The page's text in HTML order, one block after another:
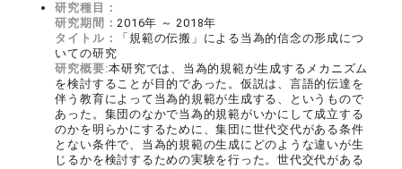
研究種目：
研究期間：2016年 ～ 2018年
タイトル：
「規範の伝搬」による当為的信念の形成につ
いての研究
研究概要:本研究では、当為的規範が生成するメカニズム
を検討することが目的であった。仮説は、言語的伝達を
伴う教育によって当為的規範が生成する、というもので
あった。集団のなかで当為的規範がいかにして成立する
のかを明らかにするために、集団に世代交代がある条件
とない条件で、当為的規範の生成にどのような違いが生
じるかを検討するための実験を行った。世代交代がある